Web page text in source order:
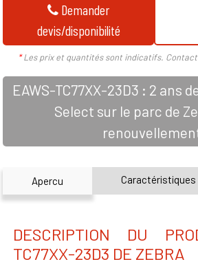
Demander
devis/disponibilité
*Les prix et quantités sont indicatifs.
EAWS-TC77XX-23D3 : 2 ans
Select sur le parc de
Apercu Caractéristiques
DESCRIPTION DU
TC77XX-23D3 DE ZEBRA